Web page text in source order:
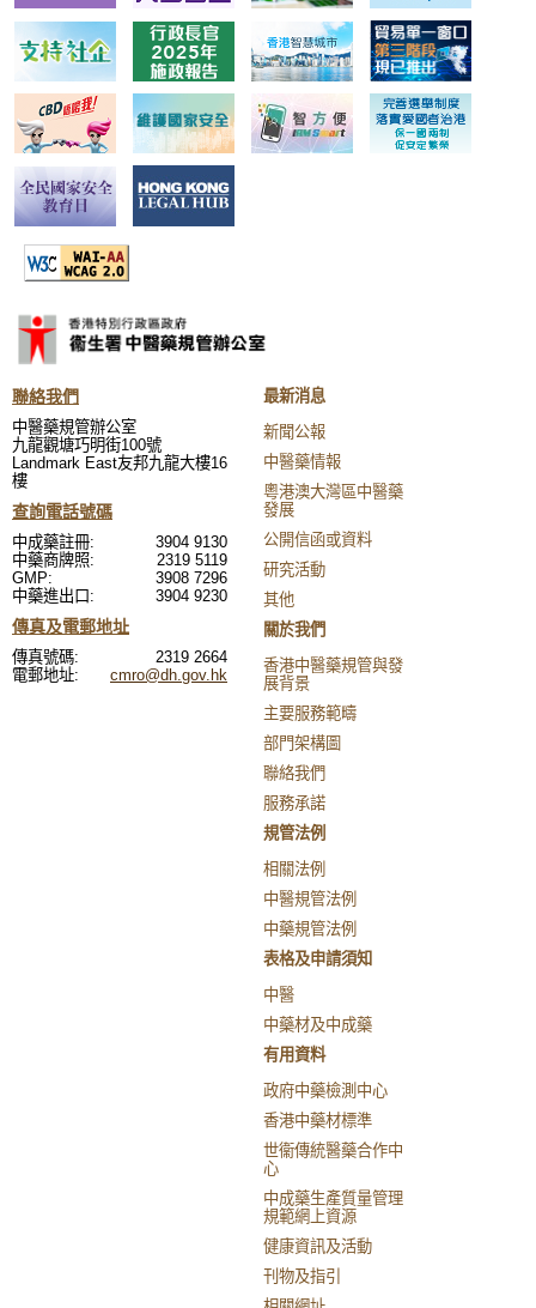
聯絡我們
中醫藥規管辦公室
九龍觀塘巧明街100號
Landmark East友邦九龍大樓16
樓
查詢電話號碼
中成藥註冊:
3904 9130
中藥商牌照:
2319 5119
GMP:
3908 7296
中藥進出口:
3904 9230
傳真及電郵地址
傳真號碼:
2319 2664
電郵地址:
cmro@dh.gov.hk
最新消息
新聞公報
中醫藥情報
粵港澳大灣區中醫藥
發展
公開信函或資料
研究活動
其他
關於我們
香港中醫藥規管與發
展背景
主要服務範疇
部門架構圖
聯絡我們
服務承諾
規管法例
相關法例
中醫規管法例
中藥規管法例
表格及申請須知
中醫
中藥材及中成藥
有用資料
政府中藥檢測中心
香港中藥材標準
世衞傳統醫藥合作中
心
中成藥生產質量管理
規範網上資源
健康資訊及活動
刊物及指引